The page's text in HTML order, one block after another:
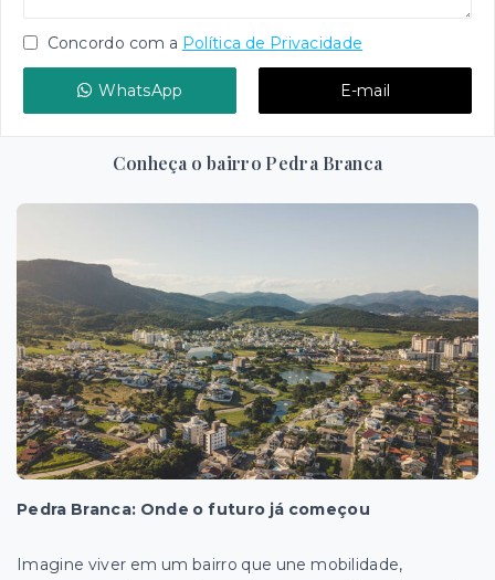
Concordo com a Política de Privacidade
WhatsApp E-mail
Conheça o bairro Pedra Branca
Pedra Branca: Onde o futuro já começou
Imagine viver em um bairro que une mobilidade,